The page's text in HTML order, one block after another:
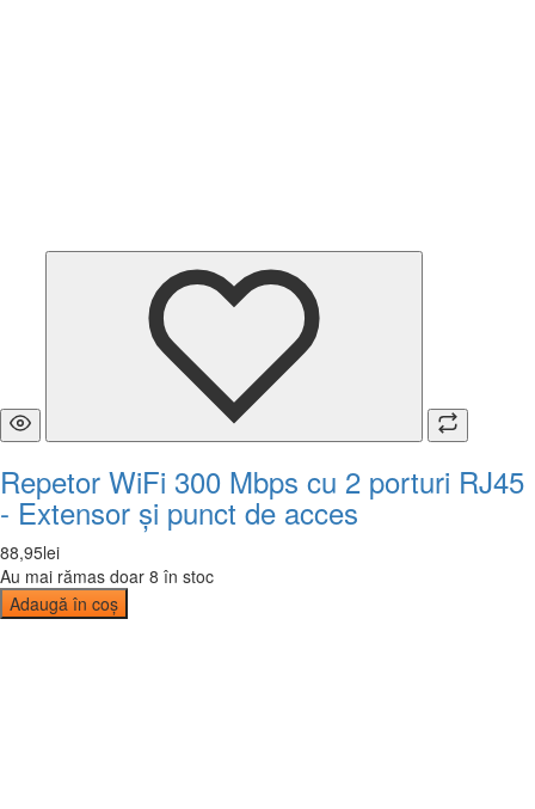
Repetor WiFi 300 Mbps cu 2 porturi RJ45
- Extensor și punct de acces
88,95lei
Au mai rămas doar 8 în stoc
Adaugă în coș